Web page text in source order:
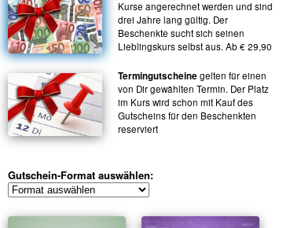
Kurse angerechnet werden und sind
drei Jahre lang gültig. Der
Beschenkte sucht sich seinen
Lieblingskurs selbst aus. Ab € 29,90
Termingutscheine gelten für einen
von Dir gewählten Termin. Der Platz
im Kurs wird schon mit Kauf des
Gutscheins für den Beschenkten
reserviert
Gutschein-Format auswählen: